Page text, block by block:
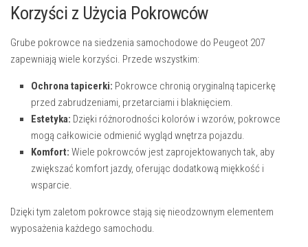
Korzyści z Użycia Pokrowców
Grube pokrowce na siedzenia samochodowe do Peugeot 207
zapewniają wiele korzyści. Przede wszystkim:
Ochrona tapicerki: Pokrowce chronią oryginalną tapicerkę
przed zabrudzeniami, przetarciami i blaknięciem.
Estetyka: Dzięki różnorodności kolorów i wzorów, pokrowce
mogą całkowicie odmienić wygląd wnętrza pojazdu.
Komfort: Wiele pokrowców jest zaprojektowanych tak, aby
zwiększać komfort jazdy, oferując dodatkową miękkość i
wsparcie.
Dzięki tym zaletom pokrowce stają się nieodzownym elementem
wyposażenia każdego samochodu.